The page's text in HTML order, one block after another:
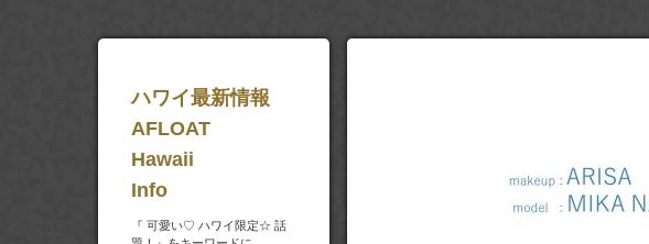
ハワイ最新情報
AFLOAT
Hawaii
Info
『 可愛い♡ ハワイ限定☆ 話